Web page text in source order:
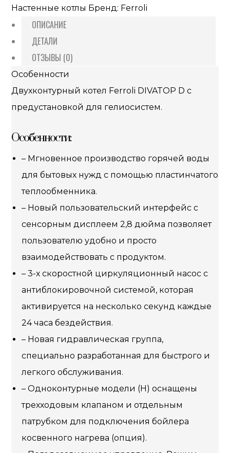
Настенные котлы Бренд: Ferroli
ОПИСАНИЕ
ДЕТАЛИ
ОТЗЫВЫ (0)
Особенности
Двухконтурный котел Ferroli DIVATOP D с
предустановкой для гелиосистем.
Особенности:
– Мгновенное производство горячей воды
для бытовых нужд с помощью пластинчатого
теплообменника.
– Новый пользовательский интерфейс с
сенсорным дисплеем 2,8 дюйма позволяет
пользователю удобно и просто
взаимодействовать с продуктом.
– 3-х скоростной циркуляционный насос с
антиблокировочной системой, которая
активируется на несколько секунд каждые
24 часа бездействия.
– Новая гидравлическая группа,
специально разработанная для быстрого и
легкого обслуживания.
– Одноконтурные модели (Н) оснащены
трехходовым клапаном и отдельным
патрубком для подключения бойлера
косвенного нагрева (опция).